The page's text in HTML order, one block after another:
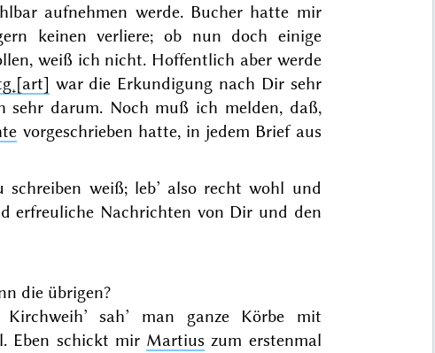
aufnehmen werde. Bucher hatte mir
keinen verliere; ob nun doch einige
weiß ich nicht. Hoffentlich aber werde
war die Erkundigung nach Dir sehr
sehr darum. Noch muß ich melden, daß,
vorgeschrieben hatte, in jedem Brief aus
weiß; leb’ also recht wohl und
erfreuliche Nachrichten von Dir und den
die übrigen?
sah’ man ganze Körbe mit
Eben schickt mir Martius zum erstenmal